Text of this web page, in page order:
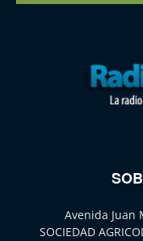
Avenida Juan
SOCIEDAD